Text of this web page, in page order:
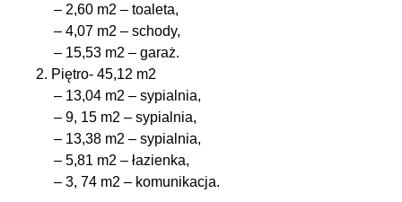
– 2,60 m2 – toaleta,
– 4,07 m2 – schody,
– 15,53 m2 – garaż.
2. Piętro- 45,12 m2
– 13,04 m2 – sypialnia,
– 9, 15 m2 – sypialnia,
– 13,38 m2 – sypialnia,
– 5,81 m2 – łazienka,
– 3, 74 m2 – komunikacja.